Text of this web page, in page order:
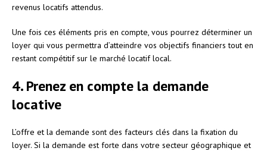
revenus locatifs attendus.
Une fois ces éléments pris en compte, vous pourrez déterminer un
loyer qui vous permettra d’atteindre vos objectifs financiers tout en
restant compétitif sur le marché locatif local.
4. Prenez en compte la demande
locative
L’offre et la demande sont des facteurs clés dans la fixation du
loyer. Si la demande est forte dans votre secteur géographique et